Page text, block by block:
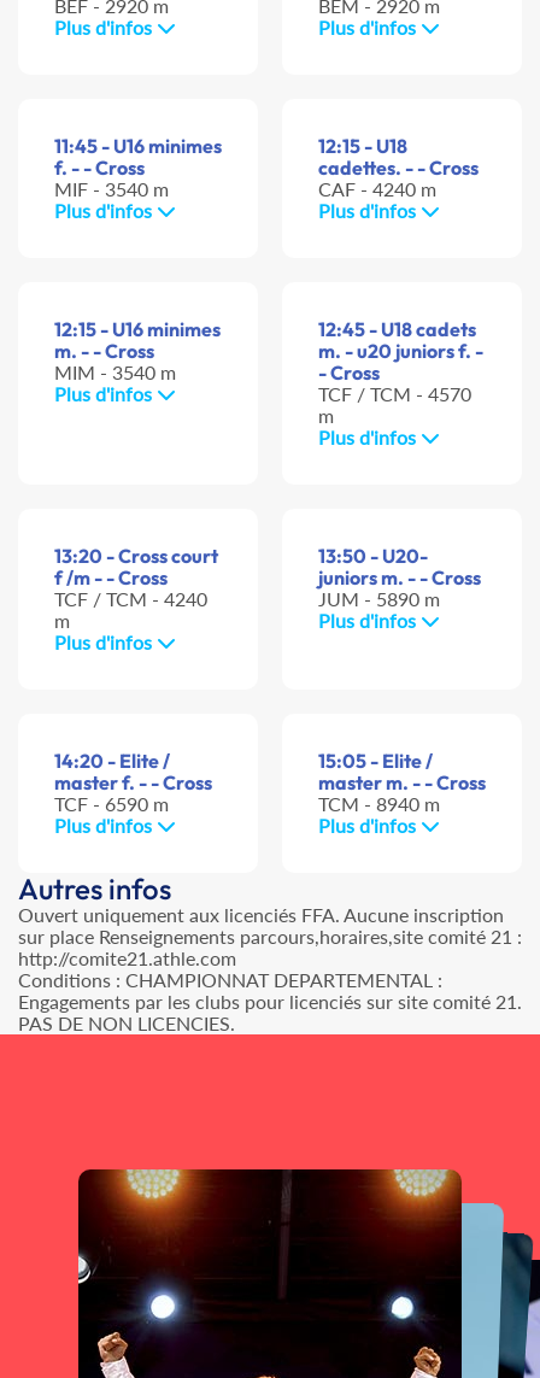
BEF - 2920 m
Plus d'infos
BEM - 2920 m
Plus d'infos
11:45 - U16 minimes
f. - - Cross
MIF - 3540 m
Plus d'infos
12:15 - U18
cadettes. - - Cross
CAF - 4240 m
Plus d'infos
12:15 - U16 minimes
m. - - Cross
MIM - 3540 m
Plus d'infos
12:45 - U18 cadets
m. - u20 juniors f. -
- Cross
TCF / TCM - 4570
m
Plus d'infos
13:20 - Cross court
f /m - - Cross
TCF / TCM - 4240
m
Plus d'infos
13:50 - U20-
juniors m. - - Cross
JUM - 5890 m
Plus d'infos
14:20 - Elite /
master f. - - Cross
TCF - 6590 m
Plus d'infos
15:05 - Elite /
master m. - - Cross
TCM - 8940 m
Plus d'infos
Autres infos
Ouvert uniquement aux licenciés FFA. Aucune inscription
sur place Renseignements parcours,horaires,site comité 21 :
http://comite21.athle.com
Conditions : CHAMPIONNAT DEPARTEMENTAL :
Engagements par les clubs pour licenciés sur site comité 21.
PAS DE NON LICENCIES.